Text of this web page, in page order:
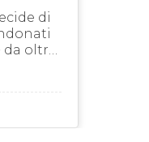
di
oltre